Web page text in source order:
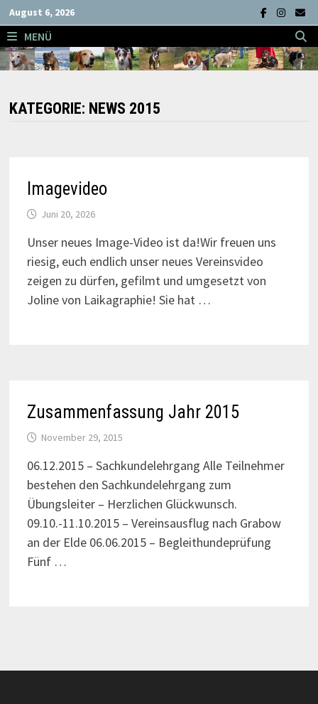
Zum
Inhalt
springen
August 6, 2026
MENÜ
KATEGORIE: NEWS 2015
Imagevideo
Juni 20, 2026
Unser neues Image-Video ist da!Wir freuen uns
riesig, euch endlich unser neues Vereinsvideo
zeigen zu dürfen, gefilmt und umgesetzt von
Joline von Laikagraphie! Sie hat …
Zusammenfassung Jahr 2015
November 29, 2015
06.12.2015 – Sachkundelehrgang Alle Teilnehmer
bestehen den Sachkundelehrgang zum
Übungsleiter – Herzlichen Glückwunsch.
09.10.-11.10.2015 – Vereinsausflug nach Grabow
an der Elde 06.06.2015 – Begleithundeprüfung
Fünf …